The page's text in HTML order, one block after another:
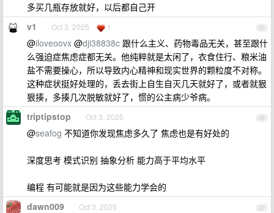
多买几瓶存放就好，以后都自己开
25
v1 Oct 3, 2025 1
@iloveoovx @dji38838c 跟什么主义、药物毒品无关，甚至跟什
么强迫症焦虑症都无关。他纯粹就是太闲了，衣食住行、粮米油
盐不需要操心，所以导致内心精神和现实世界的颗粒度不对称。
这种症状挺好处理的，丢去街上自生自灭几天就好了，或者就狠
狠揍，多揍几次脱敏就好了，惯的公主病少爷病。
26
triptipstop Oct 3, 2025
@seafog 不知道你发现焦虑多久了 焦虑也是有好处的
深度思考 模式识别 抽象分析 能力高于平均水平
编程 有可能就是因为这些能力学会的
27
dawn009 Oct 3, 2025